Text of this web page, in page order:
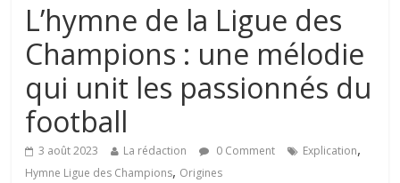
L’hymne de la Ligue des
Champions : une mélodie
qui unit les passionnés du
football
3 août 2023 La rédaction 0 Comment Explication,
Hymne Ligue des Champions, Origines